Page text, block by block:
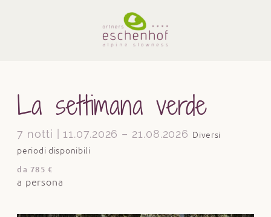
La settimana verde
7 notti | 11.07.2026 – 21.08.2026 Diversi
periodi disponibili
da 785 €
a persona